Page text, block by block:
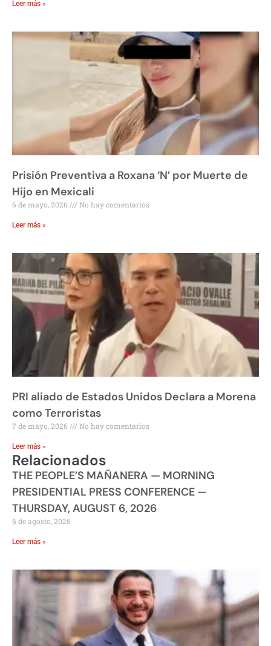
Leer más »
Prisión Preventiva a Roxana ‘N’ por Muerte de
Hijo en Mexicali
6 de mayo, 2026 No hay comentarios
Leer más »
PRI aliado de Estados Unidos Declara a Morena
como Terroristas
7 de mayo, 2026 No hay comentarios
Leer más »
Relacionados
THE PEOPLE’S MAÑANERA — MORNING
PRESIDENTIAL PRESS CONFERENCE —
THURSDAY, AUGUST 6, 2026
6 de agosto, 2026
Leer más »